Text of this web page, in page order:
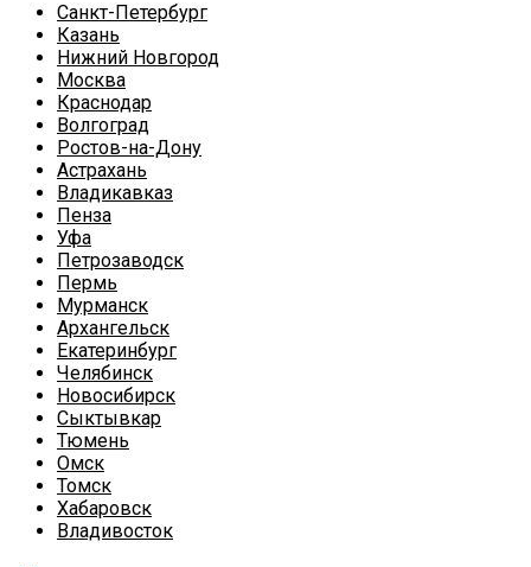
Санкт-Петербург
Казань
Нижний Новгород
Москва
Краснодар
Волгоград
Ростов-на-Дону
Астрахань
Владикавказ
Пенза
Уфа
Петрозаводск
Пермь
Мурманск
Архангельск
Екатеринбург
Челябинск
Новосибирск
Сыктывкар
Тюмень
Омск
Томск
Хабаровск
Владивосток